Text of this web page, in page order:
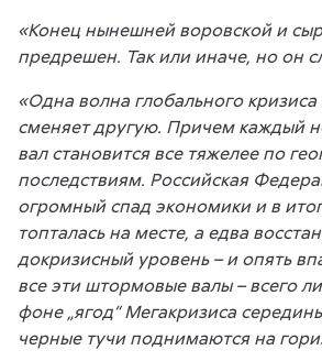
«Конец нынешней воровской и
предрешен. Так или иначе, но он
«Одна волна глобального кризиса
сменяет другую. Причем каждый
вал становится все тяжелее по
последствиям. Российская
огромный спад экономики и в
топталась на месте, а едва
докризисный уровень – и опять
все эти штормовые валы – всего
фоне „ягод“ Мегакризиса
черные тучи поднимаются на